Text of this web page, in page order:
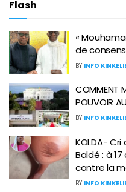
Flash
«
de
BY INFO
COMMENT
POUVOIR
BY INFO
KOLDA-
Baldé : à
contre la
BY INFO